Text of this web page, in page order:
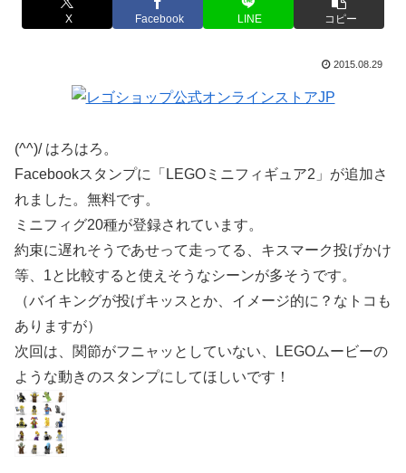
X Facebook LINE コピー
2015.08.29
(^^)/ はろはろ。
Facebookスタンプに「LEGOミニフィギュア2」が追加さ
れました。無料です。
ミニフィグ20種が登録されています。
約束に遅れそうであせって走ってる、キスマーク投げかけ
等、1と比較すると使えそうなシーンが多そうです。
（バイキングが投げキッスとか、イメージ的に？なトコも
ありますが）
次回は、関節がフニャッとしていない、LEGOムービーの
ような動きのスタンプにしてほしいです！